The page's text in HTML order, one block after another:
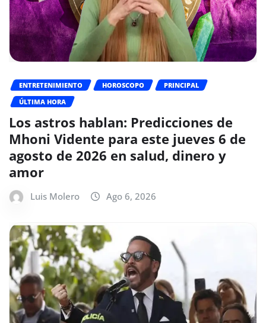
ENTRETENIMIENTO HOROSCOPO
PRINCIPAL
ÚLTIMA HORA
Los astros hablan: Predicciones de
Mhoni Vidente para este jueves 6 de
agosto de 2026 en salud, dinero y
amor
Luis Molero Ago 6, 2026